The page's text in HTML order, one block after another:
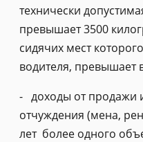
технически
превышает 3500
сидячих мест
водителя, превышает
- доходы от продажи
отчуждения (мена,
лет более одного